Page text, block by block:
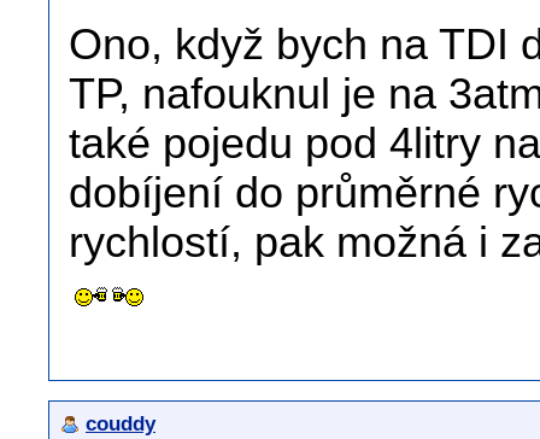
Ono, když bych na TDI
TP, nafouknul je na
také pojedu pod 4litry
dobíjení do průměrné
rychlostí, pak možná i
couddy